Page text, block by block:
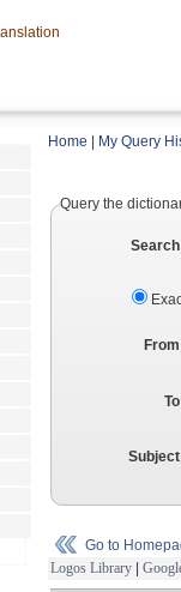
Home My Query
Query the
Search
From
To
Subject
Go to
Logos Library |